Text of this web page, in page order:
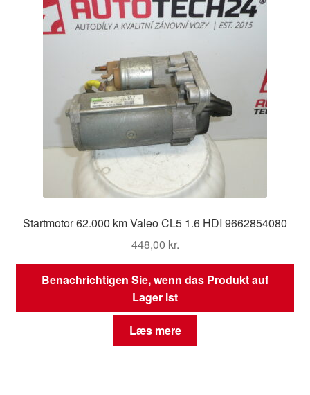
Startmotor 62.000 km Valeo CL5 1.6 HDI 9662854080
448,00 kr.
Benachrichtigen Sie, wenn das Produkt auf
Lager ist
Læs mere